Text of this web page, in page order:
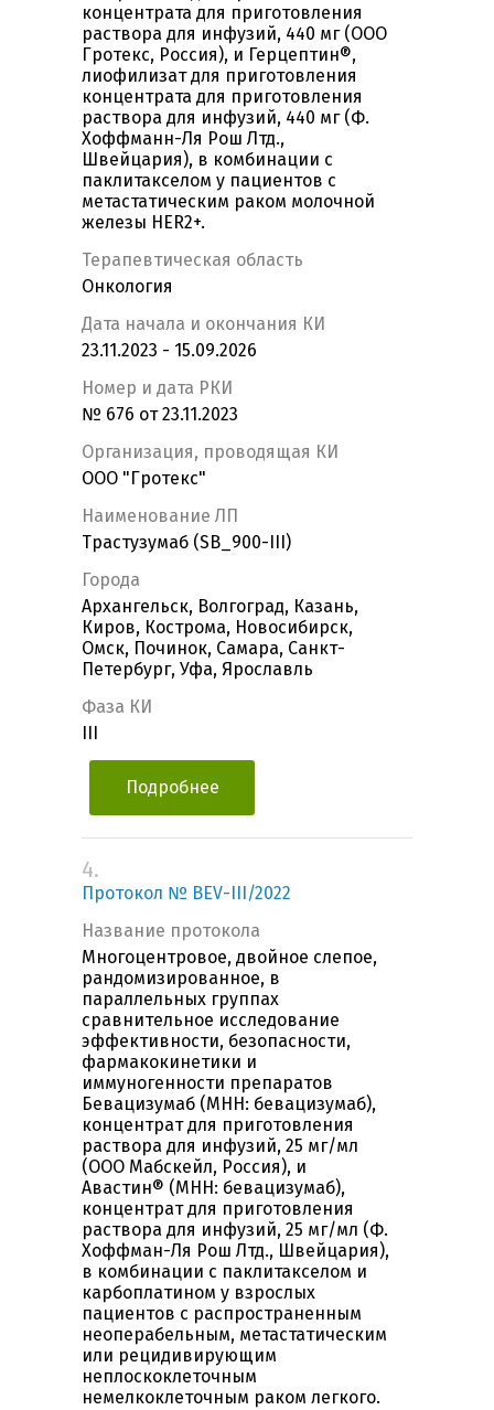
концентрата для приготовления
раствора для инфузий, 440 мг (ООО
Гротекс, Россия), и Герцептин®,
лиофилизат для приготовления
концентрата для приготовления
раствора для инфузий, 440 мг (Ф.
Хоффманн-Ля Рош Лтд.,
Швейцария), в комбинации с
паклитакселом у пациентов с
метастатическим раком молочной
железы HER2+.
Терапевтическая область
Онкология
Дата начала и окончания КИ
23.11.2023 - 15.09.2026
Номер и дата РКИ
№ 676 от 23.11.2023
Организация, проводящая КИ
ООО "Гротекс"
Наименование ЛП
Трастузумаб (SB_900-III)
Города
Архангельск, Волгоград, Казань,
Киров, Кострома, Новосибирск,
Омск, Починок, Самара, Санкт-
Петербург, Уфа, Ярославль
Фаза КИ
Подробнее
4.
Протокол № BEV-III/2022
Название протокола
Многоцентровое, двойное слепое,
рандомизированное, в
параллельных группах
сравнительное исследование
эффективности, безопасности,
фармакокинетики и
иммуногенности препаратов
Бевацизумаб (МНН: бевацизумаб),
концентрат для приготовления
раствора для инфузий, 25 мг/мл
(ООО Мабскейл, Россия), и
Авастин® (МНН: бевацизумаб),
концентрат для приготовления
раствора для инфузий, 25 мг/мл (Ф.
Хоффман-Ля Рош Лтд., Швейцария),
в комбинации с паклитакселом и
карбоплатином у взрослых
пациентов с распространенным
неоперабельным, метастатическим
или рецидивирующим
неплоскоклеточным
немелкоклеточным раком легкого.